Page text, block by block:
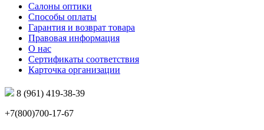
Салоны оптики
Способы оплаты
Гарантия и возврат товара
Правовая информация
О нас
Сертификаты соответствия
Карточка организации
8 (961) 419-38-39
+7(800)700-17-67